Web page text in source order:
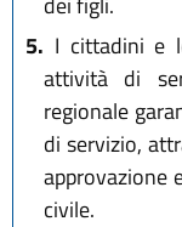
5. I cittadini e
attività di
regionale
di servizio,
approvazione
civile.